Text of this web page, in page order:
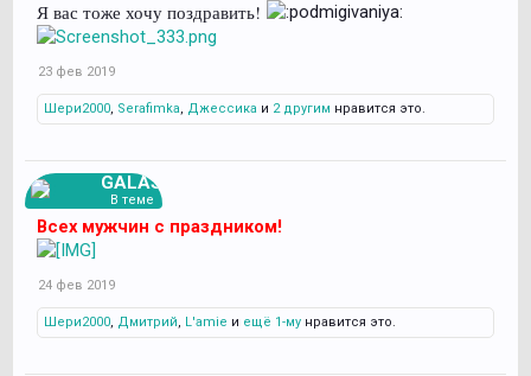
Я вас тоже хочу поздравить!
23 фев 2019
Шери2000, Serafimka, Джессика и 2 другим нравится это.
GALAS
В теме
Всех мужчин с праздником!
24 фев 2019
Шери2000, Дмитрий, L'amie и ещё 1-му нравится это.